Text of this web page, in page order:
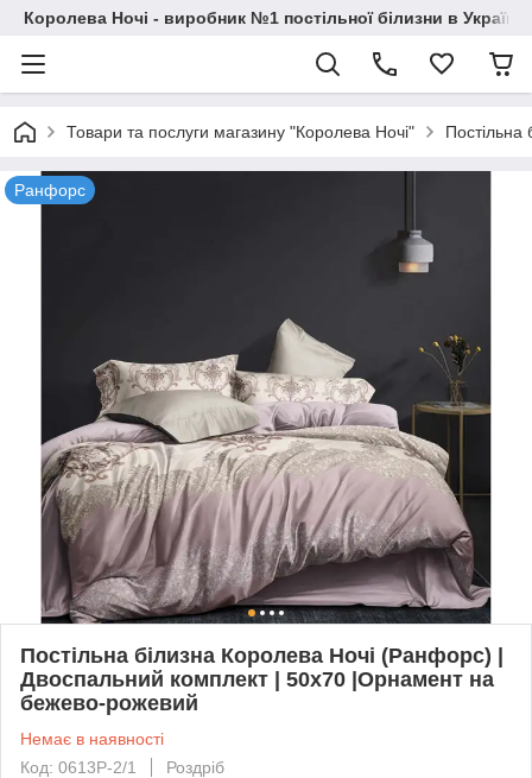
Королева Ночі - виробник №1 постільної білизни в Україні
Товари та послуги магазину "Королева Ночі" Постільна
Ранфорс
Постільна білизна Королева Ночі (Ранфорс) |
Двоспальний комплект | 50х70 |Орнамент на
бежево-рожевий
Немає в наявності
Код: 0613Р-2/1
Роздріб